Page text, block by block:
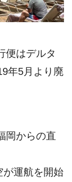
便はデルタ
年5月より廃
岡からの直
が運航を開始